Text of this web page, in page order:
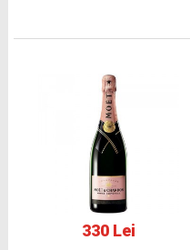
330 Lei